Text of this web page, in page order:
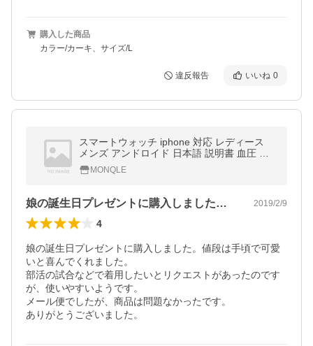
購入した商品
カラー/カーキ、サイズ/L
違反報告 いいね 0
スマートウォッチ iphone 対応 レディース
メンズ アンドロイド 日本語 説明書 血圧 防
水 血中酸素濃度計 日本語 LINE対応 腕時計
スポーツ
MONQLE
娘の誕生日プレゼントに購入しました。値… 2019/2/9
4
娘の誕生日プレゼントに購入しました。値段は手頃で可愛
いと喜んでくれました。
部活の試合などで着用したいとリクエストがあったのです
が、使いやすいようです。
メール便でしたが、商品は問題なかったです。
ありがとうございました。